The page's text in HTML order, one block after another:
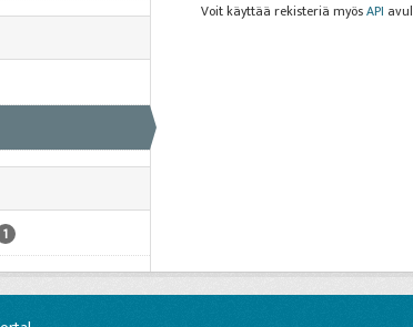
1
Voit käyttää rekisteriä myösAPI